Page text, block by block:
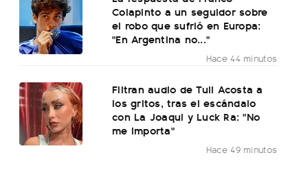
Colapinto a un seguidor sobre
el robo que sufrió en Europa:
"En Argentina no..."
Hace 44 minutos
Filtran audio de Tuli Acosta a
los gritos, tras el escándalo
con La Joaqui y Luck Ra: "No
me importa"
Hace 49 minutos